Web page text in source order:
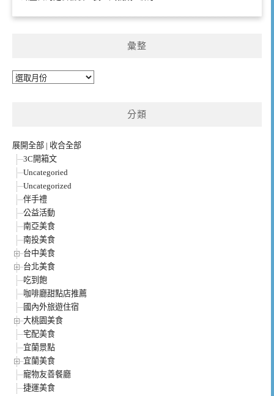
彙整
彙
分類
展開全部 | 收合全部
3C開箱文
Uncategoried
Uncategorized
伴手禮
公益活動
南亞美食
南投美食
台中美食
台北美食
吃到飽
咖啡廳甜點店推薦
國內外旅遊住宿
大桃園美食
宅配美食
宜蘭景點
宜蘭美食
寵物友善餐廳
捷運美食